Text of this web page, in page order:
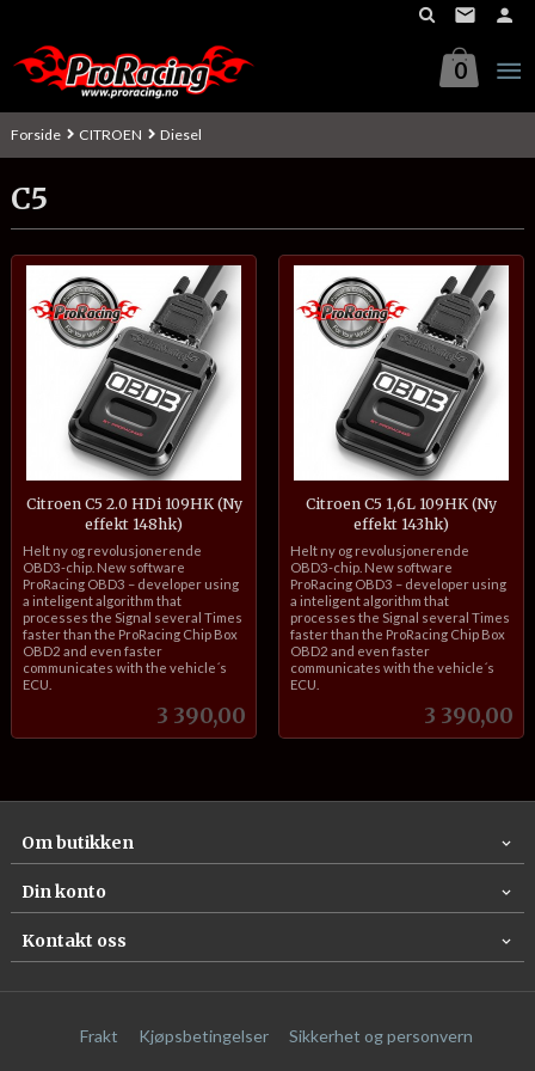
innholdet
0
Forside CITROEN Diesel
C5
Citroen C5 2.0 HDi 109HK (Ny
effekt 148hk)
Pris
3 390,00
inkl.
mva.
Helt ny og revolusjonerende
OBD3-chip. New software
ProRacing OBD3 – developer using
a inteligent algorithm that
processes the Signal several Times
faster than the ProRacing Chip Box
OBD2 and even faster
communicates with the vehicle´s
ECU.
Citroen C5 1,6L 109HK (Ny
effekt 143hk)
Pris
3 390,00
inkl.
mva.
Helt ny og revolusjonerende
OBD3-chip. New software
ProRacing OBD3 – developer using
a inteligent algorithm that
processes the Signal several Times
faster than the ProRacing Chip Box
OBD2 and even faster
communicates with the vehicle´s
ECU.
Om butikken
Din konto
Kontakt oss
Frakt Kjøpsbetingelser Sikkerhet og personvern